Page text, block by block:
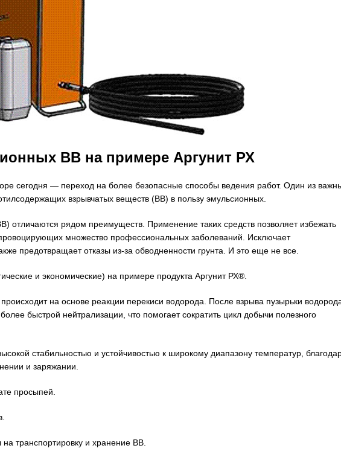
ВВ на примере Аргунит РХ
сегодня — переход на более безопасные способы ведения работ. Один из
взрывчатых веществ (ВВ) в пользу эмульсионных.
отличаются рядом преимуществ. Применение таких средств позволяет избежать
множество профессиональных заболеваний. Исключает
предотвращает отказы из-за обводненности грунта. И это еще не все.
и экономические) на примере продукта Аргунит РХ®.
на основе реакции перекиси водорода. После взрыва пузырьки
быстрой нейтрализации, что помогает сократить цикл добычи полезного
стабильностью и устойчивостью к широкому диапазону температур,
и заряжании.
просыпей.
транспортировку и хранение ВВ.